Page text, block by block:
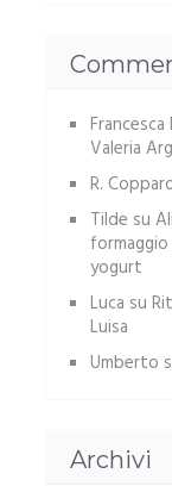
Francesca
Valeria
R.
Tilde su
yogurt
Luca su
Luisa
Umberto
Archivi